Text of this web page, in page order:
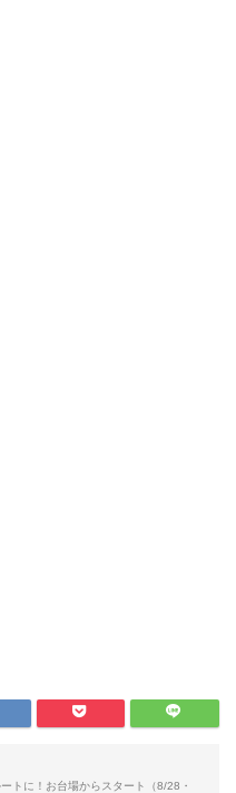
トに！お台場からスタート（8/28・